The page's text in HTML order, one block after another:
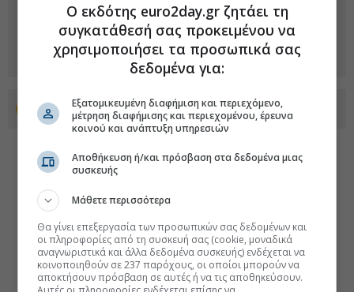
Προσθέστε το euro2day.gr στο Discover
Ο εκδότης euro2day.gr ζητάει τη
συγκατάθεσή σας προκειμένου να
χρησιμοποιήσει τα προσωπικά σας
δεδομένα για:
Εξατομικευμένη διαφήμιση και περιεχόμενο,
μέτρηση διαφήμισης και περιεχομένου, έρευνα
κοινού και ανάπτυξη υπηρεσιών
Αποθήκευση ή/και πρόσβαση στα δεδομένα μιας
συσκευής
Μάθετε περισσότερα
Θα γίνει επεξεργασία των προσωπικών σας δεδομένων και
οι πληροφορίες από τη συσκευή σας (cookie, μοναδικά
αναγνωριστικά και άλλα δεδομένα συσκευής) ενδέχεται να
κοινοποιηθούν σε 237 παρόχους, οι οποίοι μπορούν να
αποκτήσουν πρόσβαση σε αυτές ή να τις αποθηκεύσουν.